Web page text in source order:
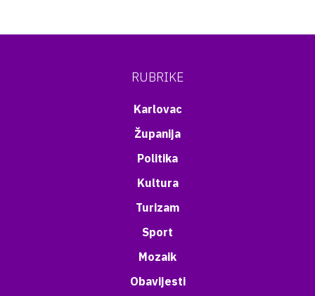
RUBRIKE
Karlovac
Županija
Politika
Kultura
Turizam
Sport
Mozaik
Obavijesti